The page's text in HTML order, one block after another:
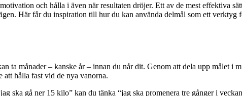
och hålla i även när resultaten dröjer. Ett av de mest effektiva
Här får du inspiration till hur du kan använda delmål som ett verktyg
ta månader – kanske år – innan du når dit. Genom att dela upp målet i
hålla fast vid de nya vanorna.
ska gå ner 15 kilo” kan du tänka “jag ska promenera tre gånger i